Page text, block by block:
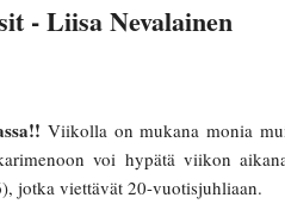
- Liisa Nevalainen
Viikolla on mukana monia
voi hypätä viikon
jotka viettävät 20-vuotisjuhliaan.